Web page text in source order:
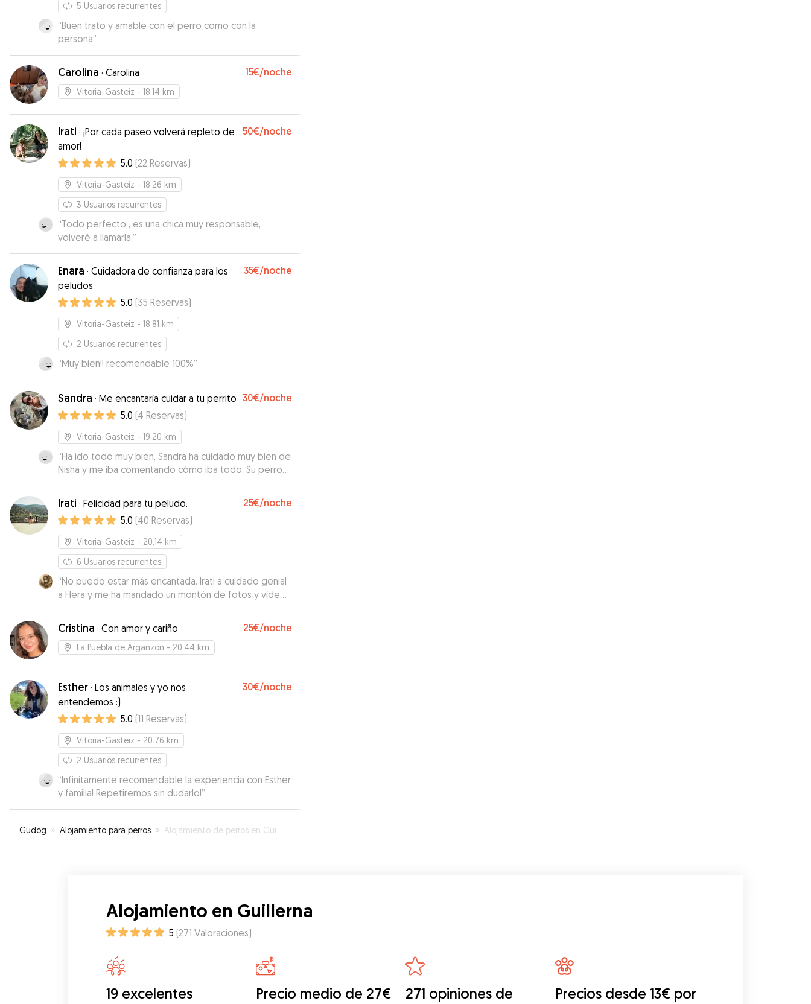
5 Usuarios recurrentes
“Buen trato y amable con el perro como con la
persona”
Carolina · Carolina 15€/noche
Vitoria-Gasteiz - 18.14 km
Irati · ¡Por cada paseo volverá repleto de
amor!
50€/noche
5.0 (22 Reservas)
Vitoria-Gasteiz - 18.26 km
3 Usuarios recurrentes
“Todo perfecto , es una chica muy responsable,
volveré a llamarla.”
Enara · Cuidadora de confianza para los
peludos
35€/noche
5.0 (35 Reservas)
Vitoria-Gasteiz - 18.81 km
2 Usuarios recurrentes
“Muy bien!! recomendable 100%”
Sandra · Me encantaría cuidar a tu perrito 30€/noche
5.0 (4 Reservas)
Vitoria-Gasteiz - 19.20 km
“Ha ido todo muy bien, Sandra ha cuidado muy bien de
Nisha y me iba comentando cómo iba todo. Su perro
un bendito, se llevará bien con cualquier perro.
Recomendable.
Irati · Felicidad para tu peludo. 25€/noche
5.0 (40 Reservas)
Vitoria-Gasteiz - 20.14 km
6 Usuarios recurrentes
“No puedo estar más encantada. Irati a cuidado genial
a Hera y me ha mandado un montón de fotos y vídeos
para mí tranquilidad. En dos semanas se vuelve a
quedar con ella
Cristina · Con amor y cariño 25€/noche
La Puebla de Arganzón - 20.44 km
Esther · Los animales y yo nos
entendemos :)
30€/noche
5.0 (11 Reservas)
Vitoria-Gasteiz - 20.76 km
2 Usuarios recurrentes
“Infinitamente recomendable la experiencia con Esther
y familia! Repetiremos sin dudarlo!”
Gudog » Alojamiento para perros » Alojamiento de perros en Guillerna
Alojamiento en Guillerna
5 (271 Valoraciones)
19 excelentes
Precio medio de 27€
271 opiniones de
Precios desde 13€ por